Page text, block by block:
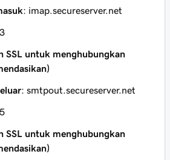
: imap.secureserver.net
SSL untuk menghubungkan
: smtpout.secureserver.net
SSL untuk menghubungkan